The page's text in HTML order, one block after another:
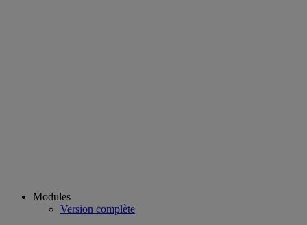
Modules
Version complète